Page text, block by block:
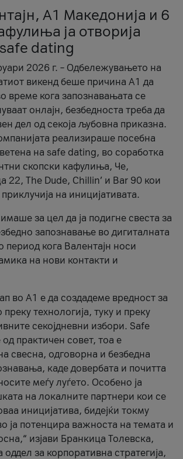
A1 Македонија и 6
ја отворија
dating
2026 г. – Одбележувањето на
викенд беше причина А1 да
време кога запознавањата се
онлајн, безбедноста треба да
дел од секоја љубовна приказна.
реализираше посебна
на safe dating, во соработка
скопски кафулиња, Че,
22, The Dude, Chillin’ и Bar 90 кои
на иницијативата.
за цел да ја подигне свеста за
запознавање во дигиталната
период кога Валентајн носи
на нови контакти и
во А1 е да создадеме вредност за
технологија, туку и преку
секојдневни избори. Safe
практичен совет, тоа е
свесна, одговорна и безбедна
каде довербата и почитта
меѓу луѓето. Особено ја
на локалните партнери кои се
иницијатива, бидејќи токму
ја потенцира важноста на темата и
изјави Бранкица Толевска,
оддел за корпоративна стратегија,